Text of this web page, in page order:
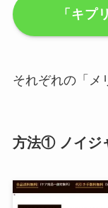
「キプ
それぞれの「メ
方法① ノイジ